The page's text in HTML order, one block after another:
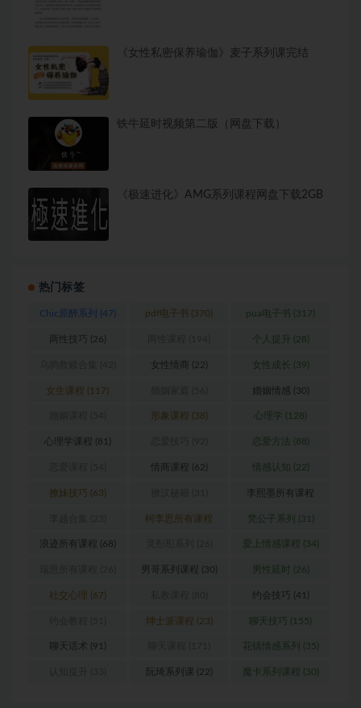
《女性私密保养瑜伽》麦子系列课完结
铁牛延时视频第二版（网盘下载）
《极速进化》AMG系列课程网盘下载2GB
热门标签
Chic原醉系列 (47) pdf电子书 (370) pua电子书 (317)
两性技巧 (26) 个人提升 (28)
女性情商 (22) 女性成长 (39)
女生课程 (117) 婚姻情感 (30)
形象课程 (38) 心理学 (128)
心理学课程 (81) 恋爱方法 (88)
情商课程 (62) 情感认知 (22)
撩妹技巧 (63) 李熙墨所有课程
(24)
柯李思所有课程 梵公子系列 (31)
浪迹所有课程 (68) 爱上情感课程 (34)
男哥系列课程 (30) 男性延时 (26)
社交心理 (67) 约会技巧 (41)
绅士派课程 (23) 聊天技巧 (155)
聊天话术 (91) 花镇情感系列 (35)
阮琦系列课 (22) 魔卡系列课程 (30)